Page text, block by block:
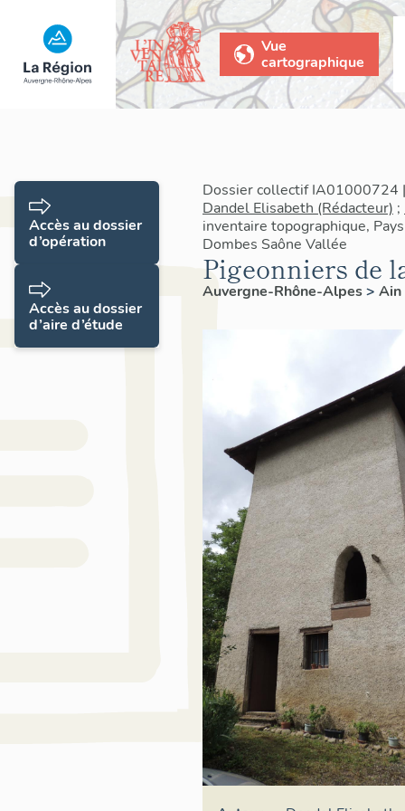
Vue
cartographique
Dossier collectif IA01000724
Dandel Elisabeth (Rédacteur) ;
inventaire topographique,
Dombes Saône Vallée
Pigeonniers de
Auvergne-Rhône-Alpes> Ain
Accès au dossier
d’opération
Accès au dossier
d’aire d’étude